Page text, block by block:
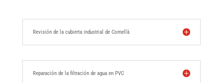
Revisión de la cubierta industrial de Cornellà
Reparación de la filtración de agua en PVC